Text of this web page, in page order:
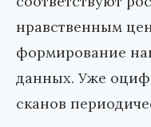
нравственным
формирование
данных. Уже
сканов